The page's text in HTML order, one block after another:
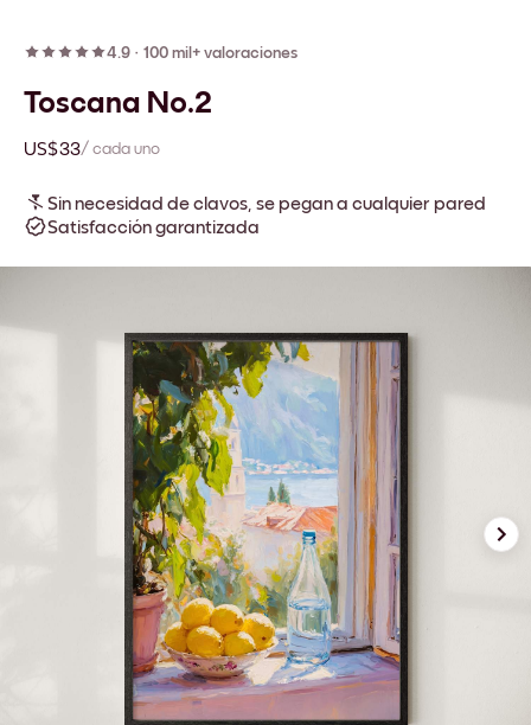
4.9 · 100 mil+ valoraciones
Toscana No.2
US$33/ cada uno
Sin necesidad de clavos, se pegan a cualquier pared
Satisfacción garantizada